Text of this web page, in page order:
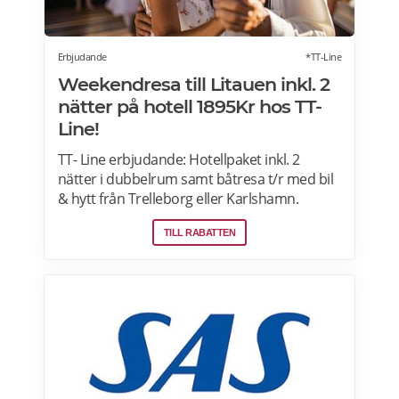
Erbjudande *TT-Line
Weekendresa till Litauen inkl. 2
nätter på hotell 1895Kr hos TT-
Line!
TT- Line erbjudande: Hotellpaket inkl. 2
nätter i dubbelrum samt båtresa t/r med bil
& hytt från Trelleborg eller Karlshamn.
Klaipeda bjuder på charm, kultur och vacker
natur. Passa på att boka nu och njut av en
TILL RABATTEN